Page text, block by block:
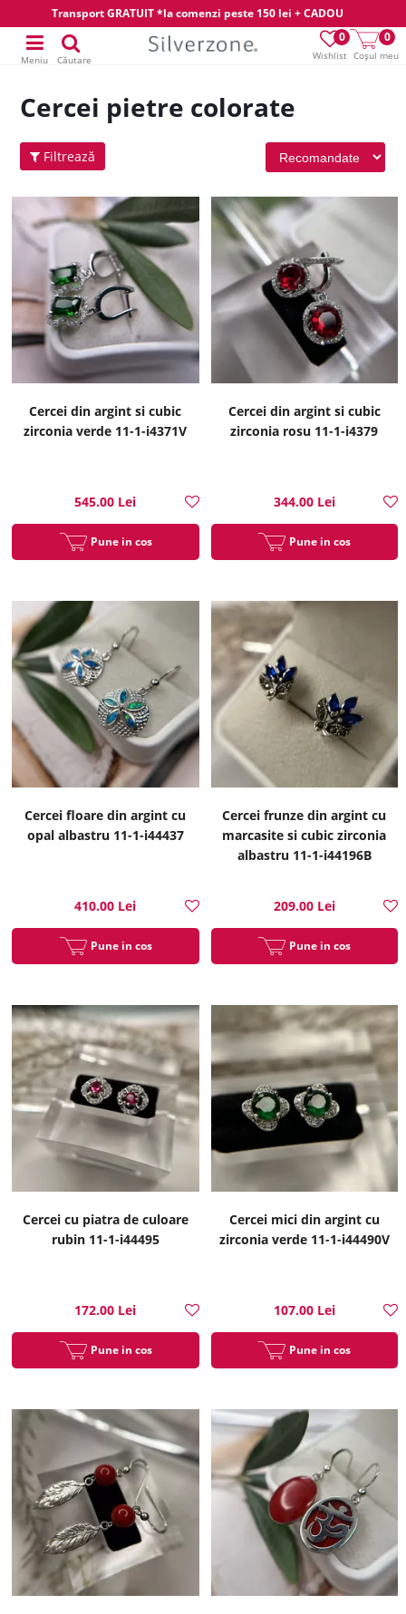
Transport GRATUIT *la comenzi peste 150 lei + CADOU
Wishlist
0
Coșul meu
0
Meniu Căutare
Cercei pietre colorate
Filtrează
Cercei din argint si cubic
zirconia verde 11-1-i4371V
545.00 Lei
Pune in cos
Cercei din argint si cubic
zirconia rosu 11-1-i4379
344.00 Lei
Pune in cos
Cercei floare din argint cu
opal albastru 11-1-i44437
410.00 Lei
Pune in cos
Cercei frunze din argint cu
marcasite si cubic zirconia
albastru 11-1-i44196B
209.00 Lei
Pune in cos
Cercei cu piatra de culoare
rubin 11-1-i44495
172.00 Lei
Pune in cos
Cercei mici din argint cu
zirconia verde 11-1-i44490V
107.00 Lei
Pune in cos